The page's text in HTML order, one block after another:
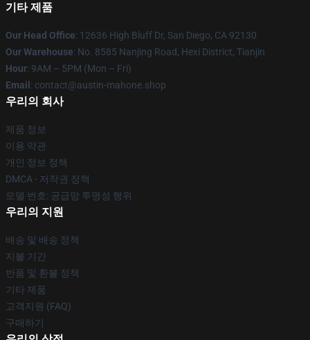
기타 제품
Our Head Office: 12636 High Bluff Dr, San Diego, CA 92130
Our Warehouse: No. 8585 Nanjing Road, Hexi District, Tianjin
Hour: 9AM – 5PM (Mon – Fri)
Email : contact@austin-mahone.shop
우리의 회사
제품 정보
이용 약관
개인 정보 정책
DMCA - 저작권 정책
모델 번호: 공급망 투명성 행위
우리의 지원
배송 및 배송 정책
지불 기간
반품 및 환불 정책
기타 제품
고객지원 (FAQ)
구매하기